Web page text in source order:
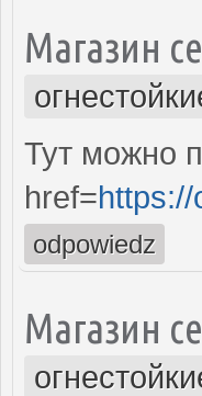
Магазин
Тут можно
href=
odpowiedz
Магазин